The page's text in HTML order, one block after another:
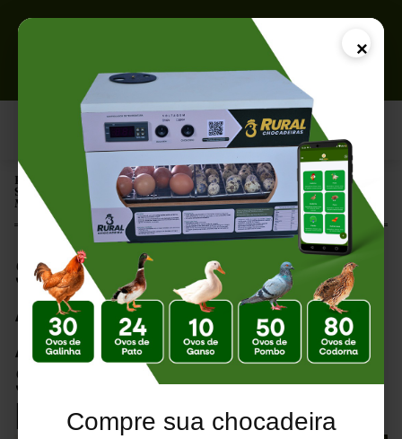
×
Compre sua chocadeira
Página Inicial |
Sistemas Agroecológicos para Avicultura: Produção Sustentável e
Mais Rentável
Sistemas
Agroecológicos para
Avicultura: Produção
Sustentável e Mais
Rentável